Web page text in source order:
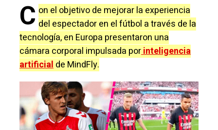
C on el objetivo de mejorar la experiencia
del espectador en el fútbol a través de la
tecnología, en Europa presentaron una
cámara corporal impulsada porinteligencia
artificialde MindFly.